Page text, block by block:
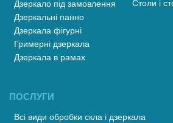
Дзеркало під замовлення
Дзеркальні панно
Дзеркала фігурні
Гримерні дзеркала
Дзеркала в рамах
Столи і
ПОСЛУГИ
Всі види обробки скла і дзеркала